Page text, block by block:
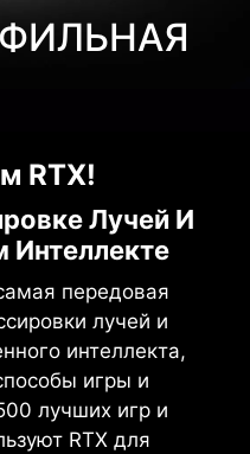
RTX!
Лучей И
Интеллекте
передовая
лучей и
интеллекта,
игры и
лучших игр и
RTX для